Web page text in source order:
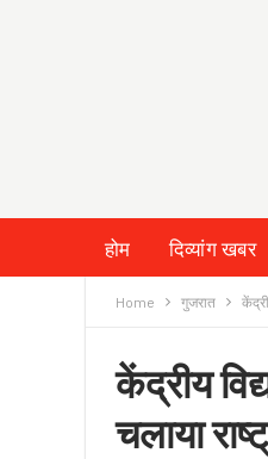
होम दिव्यांग खबर
Home गुजरात
केंद्रीय
चलाया